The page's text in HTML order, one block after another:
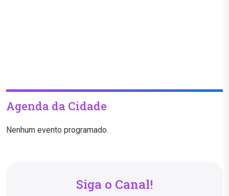
Agenda da Cidade
Nenhum evento programado.
Siga o Canal!